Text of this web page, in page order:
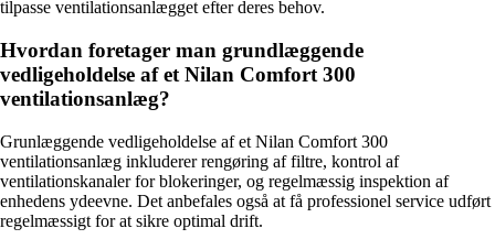
tilpasse ventilationsanlægget efter deres behov.
Hvordan foretager man grundlæggende
vedligeholdelse af et Nilan Comfort 300
ventilationsanlæg?
Grunlæggende vedligeholdelse af et Nilan Comfort 300
ventilationsanlæg inkluderer rengøring af filtre, kontrol af
ventilationskanaler for blokeringer, og regelmæssig inspektion af
enhedens ydeevne. Det anbefales også at få professionel service udført
regelmæssigt for at sikre optimal drift.